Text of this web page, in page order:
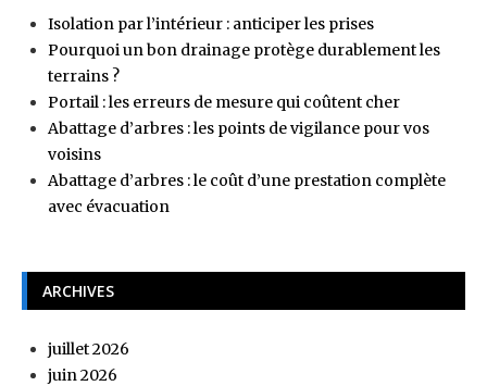
Isolation par l’intérieur : anticiper les prises
Pourquoi un bon drainage protège durablement les
terrains ?
Portail : les erreurs de mesure qui coûtent cher
Abattage d’arbres : les points de vigilance pour vos
voisins
Abattage d’arbres : le coût d’une prestation complète
avec évacuation
ARCHIVES
juillet 2026
juin 2026